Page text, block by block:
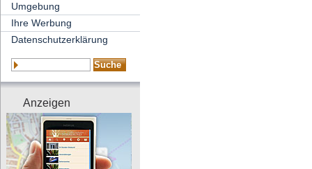
Umgebung
Ihre Werbung
Datenschutzerklärung
Anzeigen